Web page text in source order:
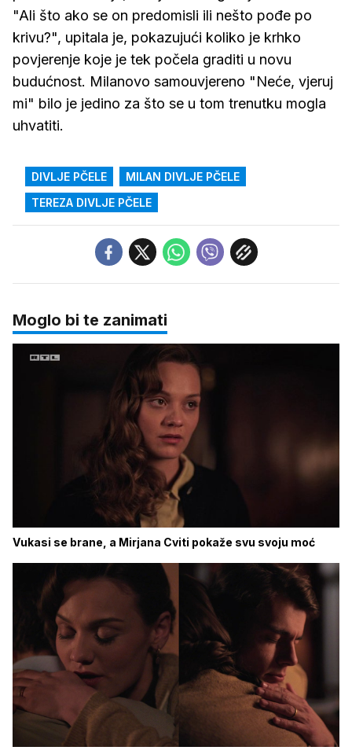
"Ali što ako se on predomisli ili nešto pođe po
krivu?", upitala je, pokazujući koliko je krhko
povjerenje koje je tek počela graditi u novu
budućnost. Milanovo samouvjereno "Neće, vjeruj
mi" bilo je jedino za što se u tom trenutku mogla
uhvatiti.
DIVLJE PČELE
MILAN DIVLJE PČELE
TEREZA DIVLJE PČELE
Moglo bi te zanimati
Vukasi se brane, a Mirjana Cviti pokaže svu svoju moć